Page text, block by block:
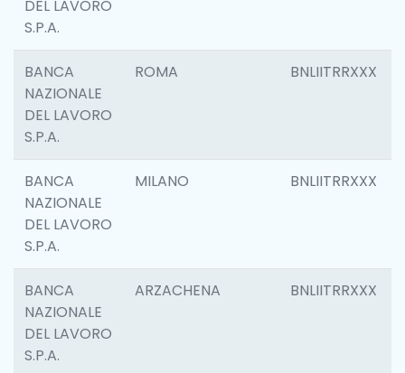
DEL LAVORO
S.P.A.
BANCA
NAZIONALE
DEL LAVORO
S.P.A.
ROMA BNLIITRRXXX
BANCA
NAZIONALE
DEL LAVORO
S.P.A.
MILANO BNLIITRRXXX
BANCA
NAZIONALE
DEL LAVORO
S.P.A.
ARZACHENA BNLIITRRXXX